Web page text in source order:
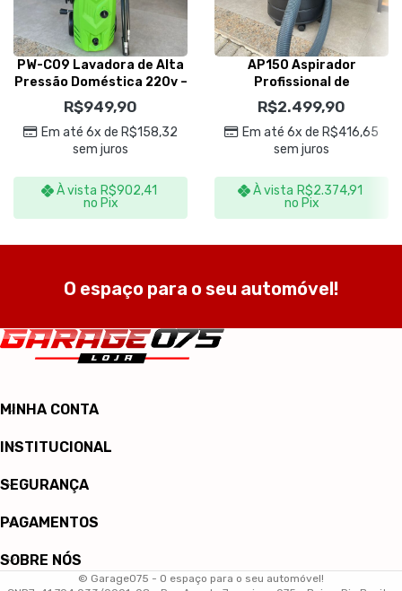
PW-C09 Lavadora de Alta
Pressão Doméstica 220v –
IPC Brasil
R$949,90
Em até 6x de R$158,32
sem juros
À vista R$902,41
no Pix
AP150 Aspirador
Profissional de
Pó/Líquidos 50L 220v –
IPC Brasil
R$2.499,90
Em até 6x de R$416,65
sem juros
À vista R$2.374,91
no Pix
O espaço para o seu automóvel!
MINHA CONTA
INSTITUCIONAL
SEGURANÇA
PAGAMENTOS
SOBRE NÓS
© Garage075 - O espaço para o seu automóvel!